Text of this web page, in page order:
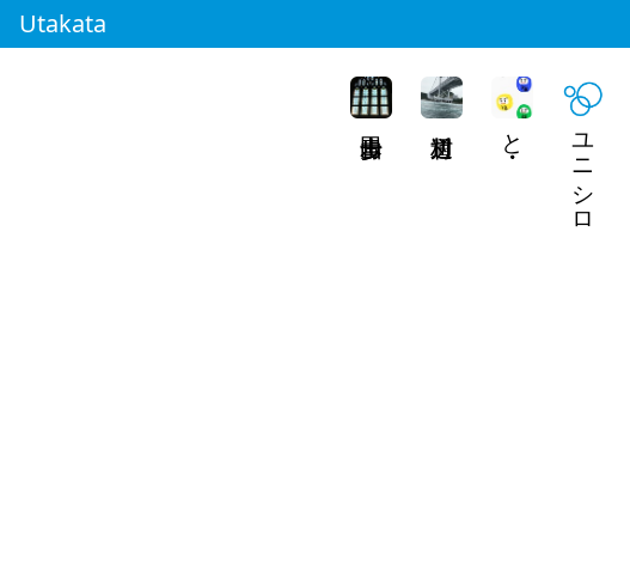
Utakata
ユニシロ
と・・